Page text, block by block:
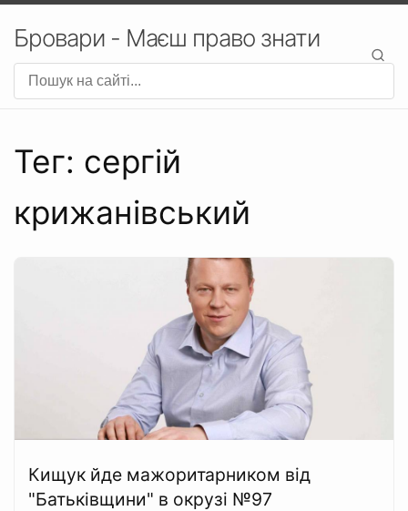
Бровари - Маєш право знати
Тег: сергій
крижанівський
Кищук йде мажоритарником від
"Батьківщини" в окрузі №97